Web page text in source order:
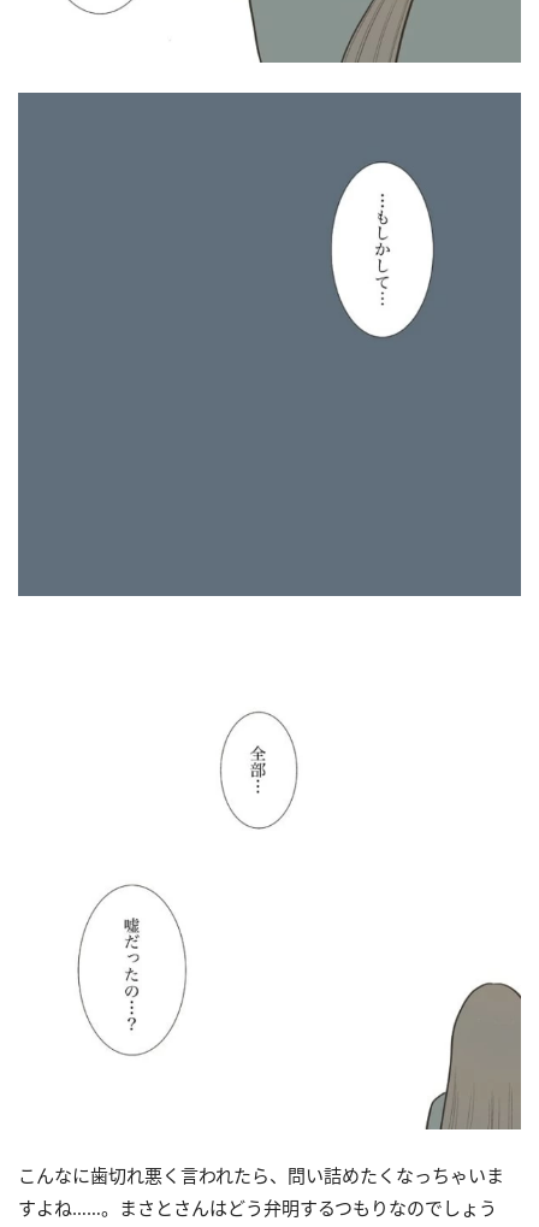
こんなに歯切れ悪く言われたら、問い詰めたくなっちゃいま
すよね……。まさとさんはどう弁明するつもりなのでしょう